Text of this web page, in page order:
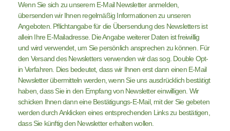
Wenn Sie sich zu unserem E-Mail Newsletter anmelden,
übersenden wir Ihnen regelmäßig Informationen zu unseren
Angeboten. Pflichtangabe für die Übersendung des Newsletters ist
allein Ihre E-Mailadresse. Die Angabe weiterer Daten ist freiwillig
und wird verwendet, um Sie persönlich ansprechen zu können. Für
den Versand des Newsletters verwenden wir das sog. Double Opt-
in Verfahren. Dies bedeutet, dass wir Ihnen erst dann einen E-Mail
Newsletter übermitteln werden, wenn Sie uns ausdrücklich bestätigt
haben, dass Sie in den Empfang von Newsletter einwilligen. Wir
schicken Ihnen dann eine Bestätigungs-E-Mail, mit der Sie gebeten
werden durch Anklicken eines entsprechenden Links zu bestätigen,
dass Sie künftig den Newsletter erhalten wollen.